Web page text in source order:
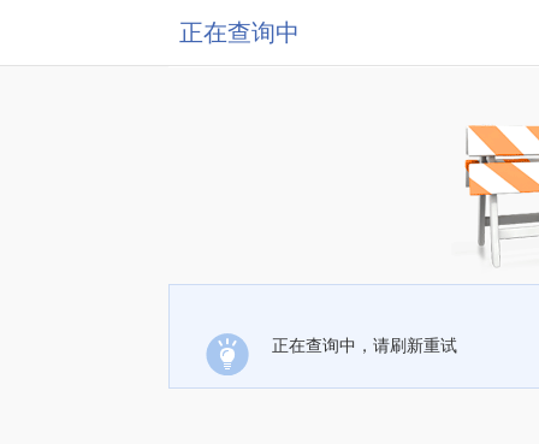
正在查询中
正在查询中，请刷新重试